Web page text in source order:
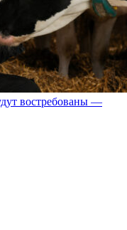
востребованы —